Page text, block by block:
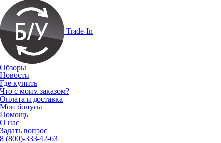
Trade-In
Обзоры
Новости
Где купить
Что с моим заказом?
Оплата и доставка
Мои бонусы
Помощь
О нас
Задать вопрос
8 (800)-333-42-63